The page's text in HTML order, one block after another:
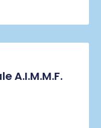
A.I.M.M.F.